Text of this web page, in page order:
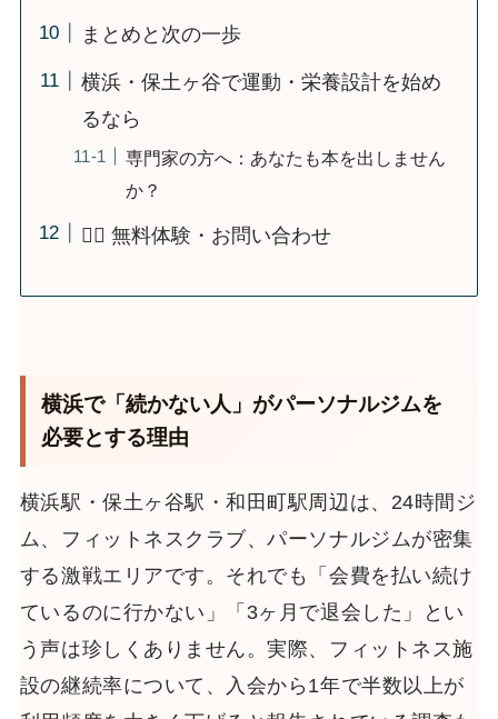
まとめと次の一歩
横浜・保土ヶ谷で運動・栄養設計を始め
るなら
専門家の方へ：あなたも本を出しません
か？
🏋️‍♂️ 無料体験・お問い合わせ
横浜で「続かない人」がパーソナルジムを
必要とする理由
横浜駅・保土ヶ谷駅・和田町駅周辺は、24時間ジ
ム、フィットネスクラブ、パーソナルジムが密集
する激戦エリアです。それでも「会費を払い続け
ているのに行かない」「3ヶ月で退会した」とい
う声は珍しくありません。実際、フィットネス施
設の継続率について、入会から1年で半数以上が